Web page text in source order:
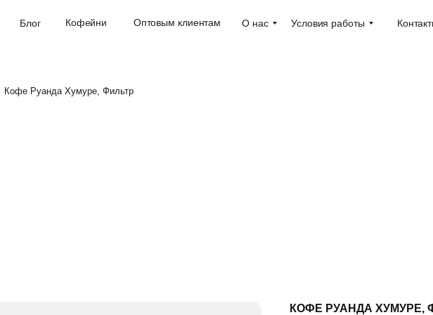
Условия работы
О нас
Кофейни Оптовым клиентам
Блог
Кофе Руанда Хумуре, Фильтр
КОФЕ РУАНДА ХУМУРЕ,